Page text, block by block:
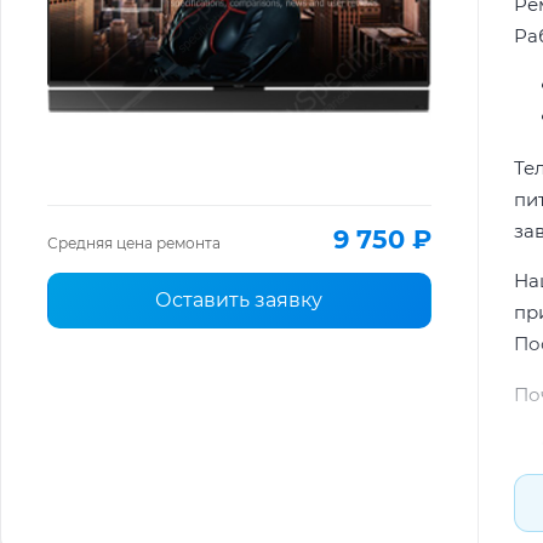
Средняя цена ремонта 9 750 ₽
Оставить заявку